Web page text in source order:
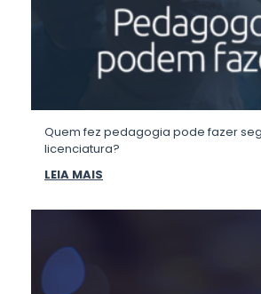
Quem fez pedagogia pode fazer
licenciatura?
LEIA MAIS